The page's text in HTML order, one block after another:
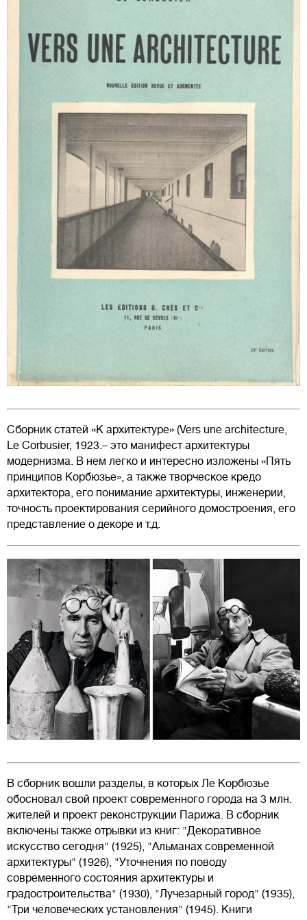
Сборник статей «К архитектуре» (Vers une architecture,
Le Corbusier, 1923.– это манифест архитектуры
модернизма. В нем легко и интересно изложены «Пять
принципов Корбюзье», а также творческое кредо
архитектора, его понимание архитектуры, инженерии,
точность проектирования серийного домостроения, его
представление о декоре и т.д.
В сборник вошли разделы, в которых Ле Корбюзье
обосновал свой проект современного города на 3 млн.
жителей и проект реконструкции Парижа. В сборник
включены также отрывки из книг: "Декоративное
искусство сегодня" (1925), "Альманах современной
архитектуры" (1926), "Уточнения по поводу
современного состояния архитектуры и
градостроительства" (1930), "Лучезарный город" (1935),
"Три человеческих установления" (1945). Книги